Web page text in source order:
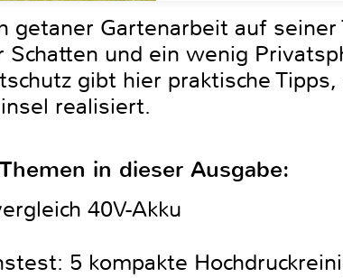
getaner Gartenarbeit auf
Schatten und ein wenig
gibt hier praktische
realisiert.
in dieser Ausgabe:
40V-Akku
5 kompakte